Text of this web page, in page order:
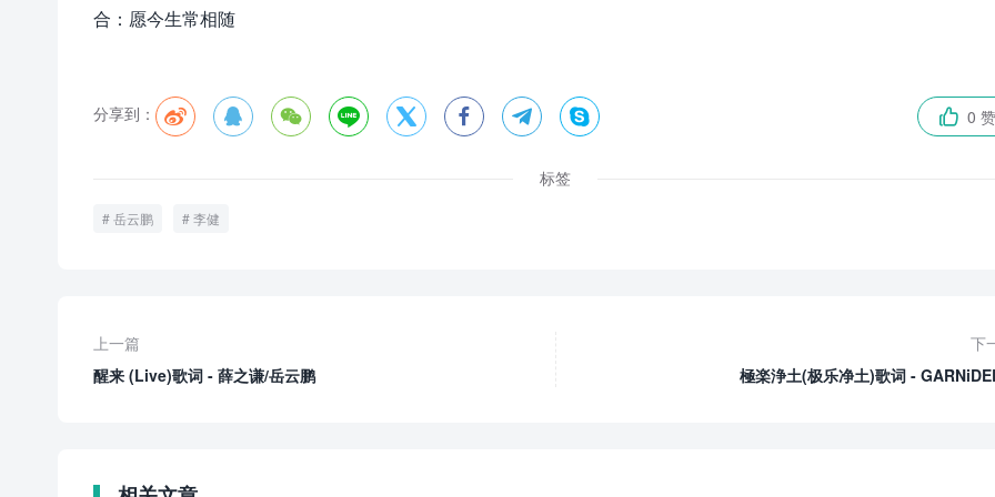
合：愿今生常相随
分享到：          0 赞
标签
岳云鹏 李健
上一篇
醒来 (Live)歌词 - 薛之谦/岳云鹏
下
極楽浄土(极乐净土)歌词 -